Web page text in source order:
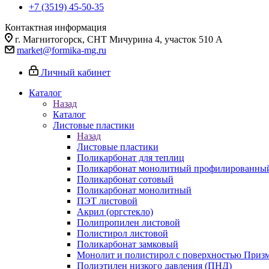
+7 (3519) 45-50-35
Контактная информация
г. Магнитогорск, СНТ Мичурина 4, участок 510 А
market@formika-mg.ru
Личный кабинет
Каталог
Назад
Каталог
Листовые пластики
Назад
Листовые пластики
Поликарбонат для теплиц
Поликарбонат монолитный
Поликарбонат сотовый
Поликарбонат монолитный
ПЭТ листовой
Акрил (оргстекло)
Полипропилен листовой
Полистирол листовой
Поликарбонат замковый
Монолит и полистирол с поверхностью
Полиэтилен низкого давления (ПНД)